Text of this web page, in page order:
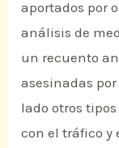
aportados por
análisis de
un recuento
asesinadas
lado otros
con el tráfico y